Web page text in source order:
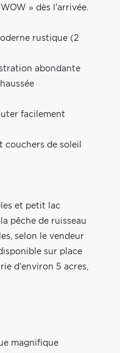
» dès l'arrivée.
rustique (2
abondante
facilement
couchers de soleil
et petit lac
pêche de ruisseau
selon le vendeur
sur place
d'environ 5 acres,
magnifique